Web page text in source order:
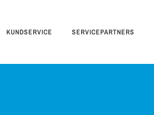
KUNDSERVICE SERVICEPARTNERS